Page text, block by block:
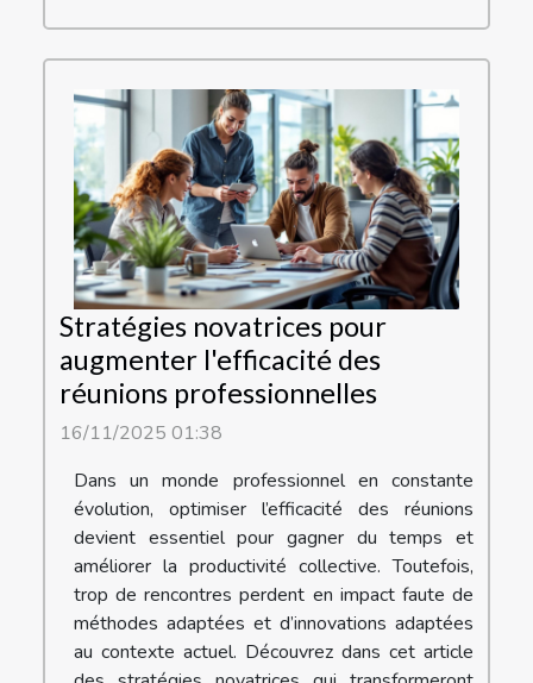
Stratégies novatrices pour
augmenter l'efficacité des
réunions professionnelles
16/11/2025 01:38
Dans un monde professionnel en constante
évolution, optimiser l’efficacité des réunions
devient essentiel pour gagner du temps et
améliorer la productivité collective. Toutefois,
trop de rencontres perdent en impact faute de
méthodes adaptées et d’innovations adaptées
au contexte actuel. Découvrez dans cet article